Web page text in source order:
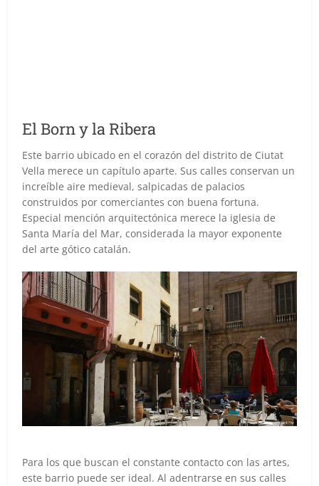
El Born y la Ribera
Este barrio ubicado en el corazón del distrito de Ciutat
Vella merece un capítulo aparte. Sus calles conservan un
increíble aire medieval, salpicadas de palacios
construidos por comerciantes con buena fortuna.
Especial mención arquitectónica merece la iglesia de
Santa María del Mar, considerada la mayor exponente
del arte gótico catalán.
Para los que buscan el constante contacto con las artes,
este barrio puede ser ideal. Al adentrarse en sus calles